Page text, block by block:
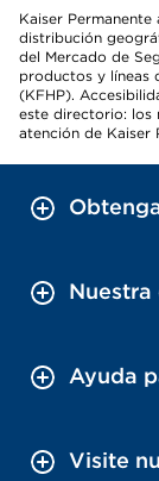
Kaiser
distribución
del Mercado de
productos y líneas
(KFHP).
este directorio: los
atención de Kaiser
Ayuda
Visite